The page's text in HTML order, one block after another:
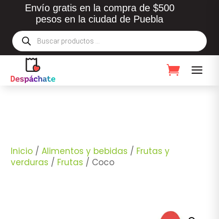
Envío gratis en la compra de $500
pesos en la ciudad de Puebla
Búsqueda
de
productos
Inicio /Alimentos y bebidas / Frutas y
verduras / Frutas / Coco